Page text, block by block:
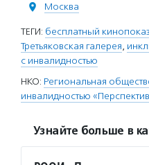
Москва
ТЕГИ: бесплатный кинопоказ
Третьяковская галерея,
с инвалидностью
НКО: Региональная
инвалидностью
Узнайте больше в